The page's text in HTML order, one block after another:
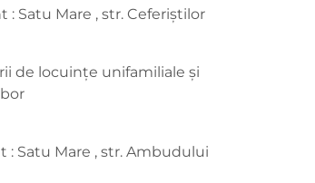
Satu Mare , str. Ceferiștilor
de locuințe unifamiliale și
Satu Mare , str. Ambudului